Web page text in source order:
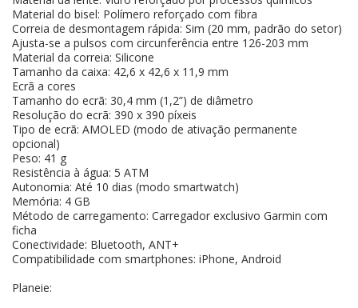
Material do bisel: Polímero reforçado com fibra
Correia de desmontagem rápida: Sim (20 mm, padrão do setor)
Ajusta-se a pulsos com circunferência entre 126-203 mm
Material da correia: Silicone
Tamanho da caixa: 42,6 x 42,6 x 11,9 mm
Ecrã a cores
Tamanho do ecrã: 30,4 mm (1,2”) de diâmetro
Resolução do ecrã: 390 x 390 píxeis
Tipo de ecrã: AMOLED (modo de ativação permanente
opcional)
Peso: 41 g
Resistência à água: 5 ATM
Autonomia: Até 10 dias (modo smartwatch)
Memória: 4 GB
Método de carregamento: Carregador exclusivo Garmin com
ficha
Conectividade: Bluetooth, ANT+
Compatibilidade com smartphones: iPhone, Android
Planeie: